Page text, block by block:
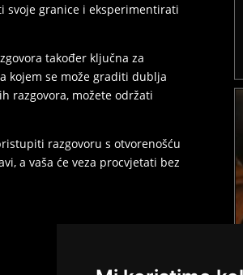
svoje granice i eksperimentirati
također ključna za
kojem se može graditi dublja
razgovora, možete održati
razgovoru s otvorenošću
a vaša će veza procvjetati bez